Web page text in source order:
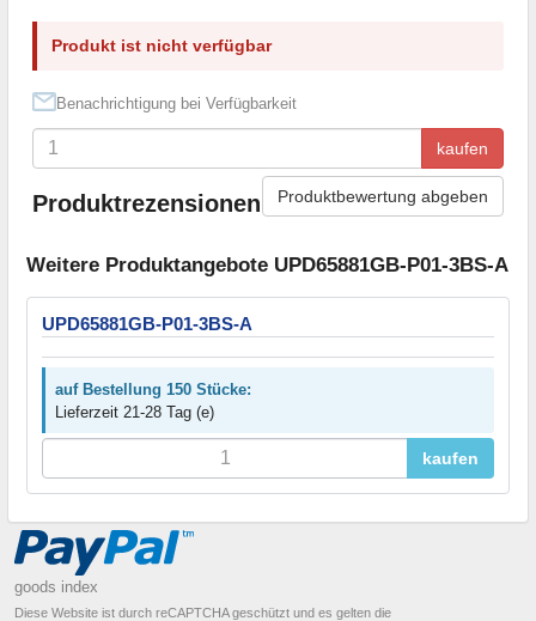
Produkt ist nicht verfügbar
Benachrichtigung bei Verfügbarkeit
kaufen
Produktrezensionen Produktbewertung abgeben
Weitere Produktangebote UPD65881GB-P01-3BS-A
UPD65881GB-P01-3BS-A
auf Bestellung 150 Stücke:
Lieferzeit 21-28 Tag (e)
kaufen
goods index
Diese Website ist durch reCAPTCHA geschützt und es gelten die